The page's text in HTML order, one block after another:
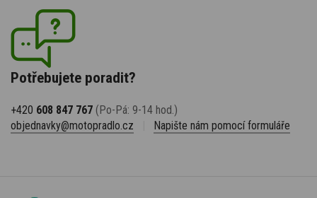
Potřebujete poradit?
+420 608 847 767 (Po-Pá: 9-14 hod.)
objednavky@motopradlo.cz
Napište nám pomocí formuláře